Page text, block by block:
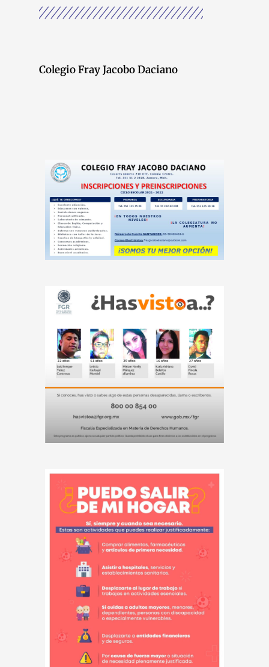
Colegio Fray Jacobo Daciano